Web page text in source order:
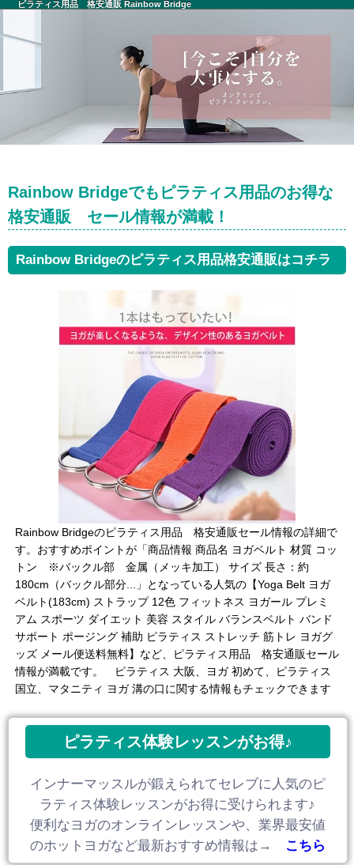
ピラティス用品 格安通販 Rainbow Bridge
Rainbow Bridgeでもピラティス用品のお得な
格安通販 セール情報が満載！
Rainbow Bridgeのピラティス用品格安通販はコチラ
Rainbow Bridgeのピラティス用品 格安通販セール情報の詳細で
す。おすすめポイントが「商品情報 商品名 ヨガベルト 材質 コッ
トン ※バックル部 金属（メッキ加工） サイズ 長さ：約
180cm（バックル部分...」となっている人気の【Yoga Belt ヨガ
ベルト(183cm) ストラップ 12色 フィットネス ヨガール プレミ
アム スポーツ ダイエット 美容 スタイル バランスベルト バンド
サポート ポージング 補助 ピラティス ストレッチ 筋トレ ヨガグ
ッズ メール便送料無料】など、ピラティス用品 格安通販セール
情報が満載です。 ピラティス 大阪、ヨガ 初めて、ピラティス
国立、マタニティ ヨガ 溝の口に関する情報もチェックできます
ピラティス体験レッスンがお得♪
インナーマッスルが鍛えられてセレブに人気のピ
ラティス体験レッスンがお得に受けられます♪
便利なヨガのオンラインレッスンや、業界最安値
のホットヨガなど最新おすすめ情報は→
こちら